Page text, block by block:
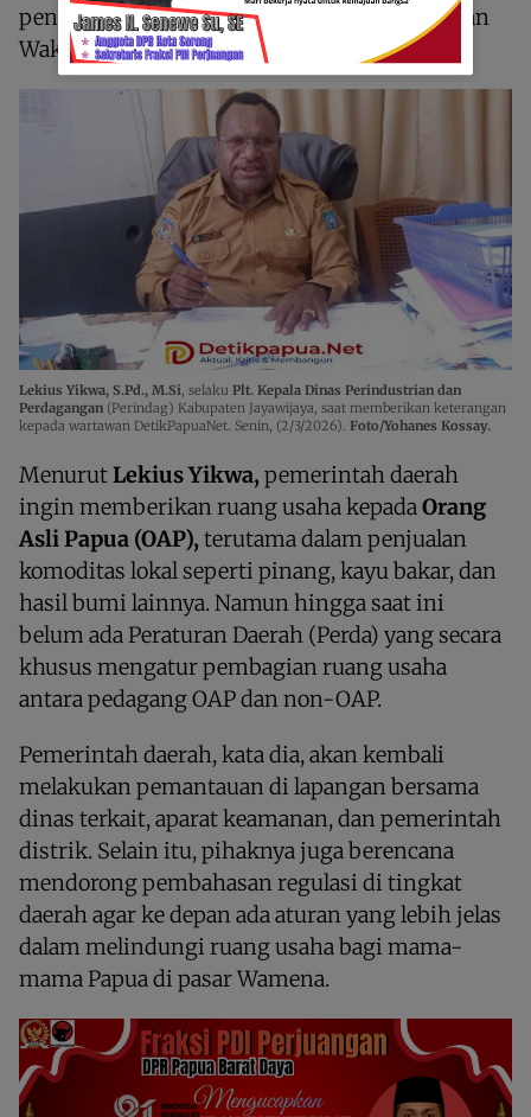
penertiban sejak awal masa jabatan Bupati dan
Wakil Bupati Jayawijaya.
Lekius Yikwa, S.Pd., M.Si, selaku Plt. Kepala Dinas Perindustrian dan
Perdagangan (Perindag) Kabupaten Jayawijaya, saat memberikan keterangan
kepada wartawan DetikPapuaNet. Senin, (2/3/2026). Foto/Yohanes Kossay.
MenurutLekius Yikwa, pemerintah daerah
ingin memberikan ruang usaha kepadaOrang
Asli Papua (OAP), terutama dalam penjualan
komoditas lokal seperti pinang, kayu bakar, dan
hasil bumi lainnya. Namun hingga saat ini
belum ada Peraturan Daerah (Perda) yang secara
khusus mengatur pembagian ruang usaha
antara pedagang OAP dan non-OAP.
Pemerintah daerah, kata dia, akan kembali
melakukan pemantauan di lapangan bersama
dinas terkait, aparat keamanan, dan pemerintah
distrik. Selain itu, pihaknya juga berencana
mendorong pembahasan regulasi di tingkat
daerah agar ke depan ada aturan yang lebih jelas
dalam melindungi ruang usaha bagi mama-
mama Papua di pasar Wamena.